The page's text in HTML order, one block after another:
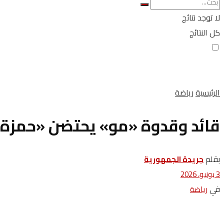
لا توجد نتائج
كل النتائج
الرئيسيةرياضة
قائد وقدوة «مو» يحتضن
بقلمجريدة الجمهورية
3 يونيو، 2026
فيرياضة